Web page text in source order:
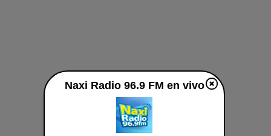
Naxi Radio 96.9 FM en vivo